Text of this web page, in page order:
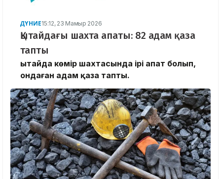
ДҮНИЕ15:12, 23 Мамыр 2026
Қытайдағы шахта апаты: 82 адам қаза
тапты
Қытайда көмір шахтасында ірі апат болып,
ондаған адам қаза тапты.